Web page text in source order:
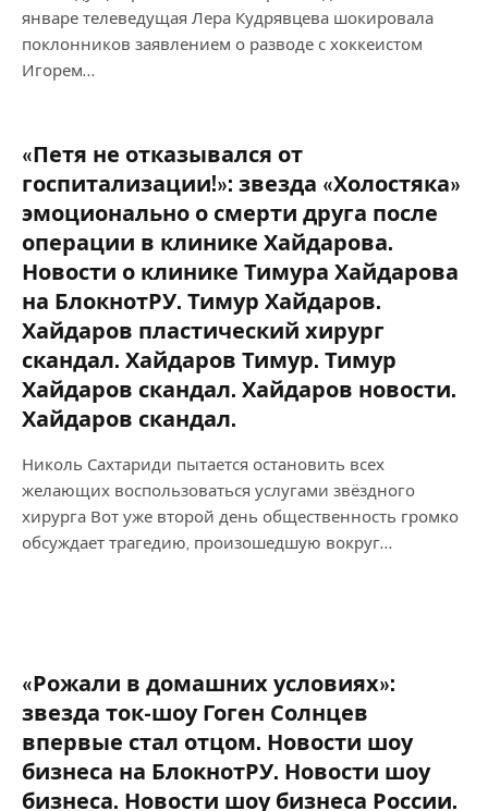
январе телеведущая Лера Кудрявцева шокировала
поклонников заявлением о разводе с хоккеистом
Игорем…
«Петя не отказывался от
госпитализации!»: звезда «Холостяка»
эмоционально о смерти друга после
операции в клинике Хайдарова.
Новости о клинике Тимура Хайдарова
на БлокнотРУ. Тимур Хайдаров.
Хайдаров пластический хирург
скандал. Хайдаров Тимур. Тимур
Хайдаров скандал. Хайдаров новости.
Хайдаров скандал.
Николь Сахтариди пытается остановить всех
желающих воспользоваться услугами звёздного
хирурга Вот уже второй день общественность громко
обсуждает трагедию, произошедшую вокруг…
«Рожали в домашних условиях»:
звезда ток-шоу Гоген Солнцев
впервые стал отцом. Новости шоу
бизнеса на БлокнотРУ. Новости шоу
бизнеса. Новости шоу бизнеса России.